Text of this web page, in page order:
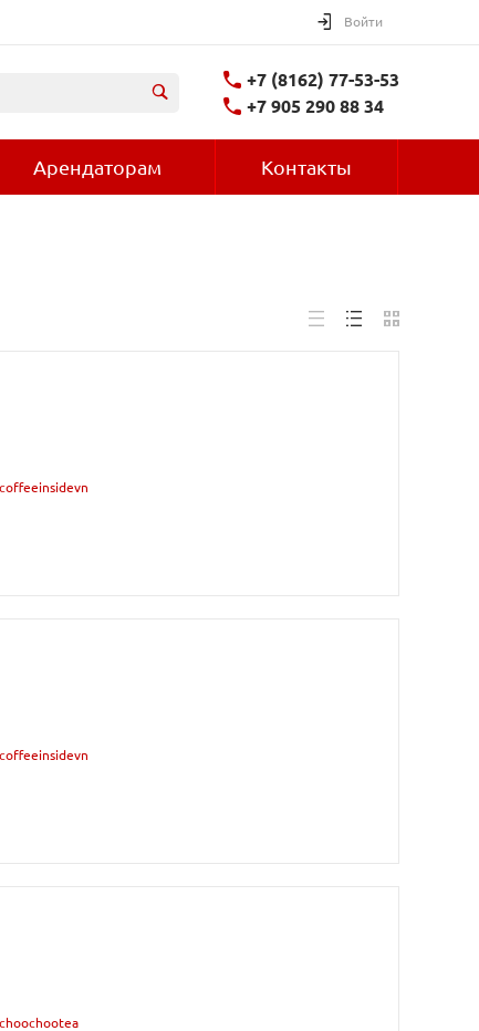
Войти
+7 (8162) 77-53-53
+7 905 290 88 34
Арендаторам Контакты